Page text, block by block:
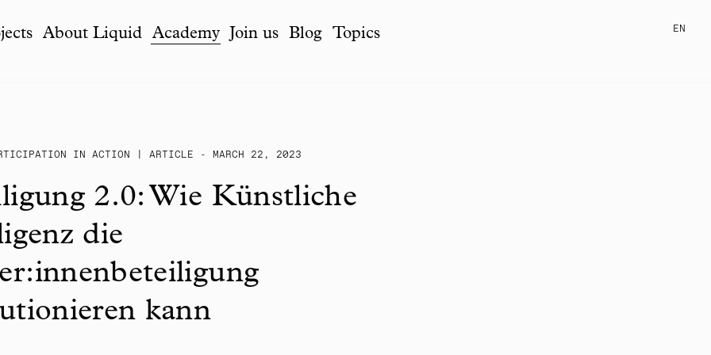
About Liquid Academy Join us Blog Topics EN
IN ACTION | ARTICLE - MARCH 22, 2023
2.0: Wie Künstliche
die
kann